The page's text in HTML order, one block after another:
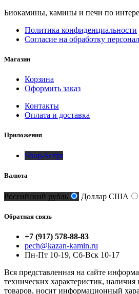
Биокамины, камины и печи по
Политика конфиденциальности
Согласие на обработку
Магазин
Корзина
Оформить заказ
Контакты
Оплата и доставка
Приложения
Shop-Script
Валюта
Российский рубль Доллар США
Обратная связь
+7 (917) 578-88-83
pech@kazan-kamin.ru
Пн-Пт 10-19, Сб-Вск 10-17
Вся представленная на сайте
технических характеристик, наличия
товаров, носит информационный